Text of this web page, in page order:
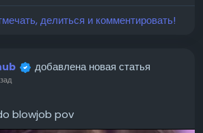
делиться и комментировать!
добавлена новая статья
blowjob pov